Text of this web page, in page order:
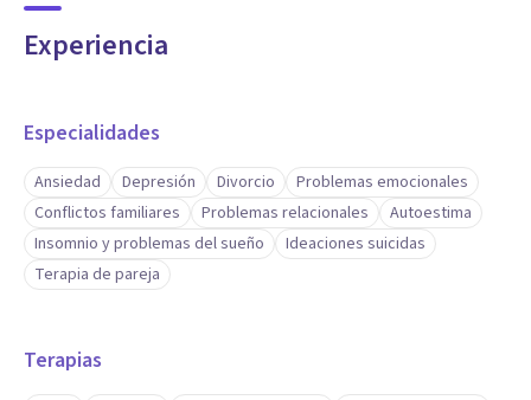
Experiencia
Especialidades
Ansiedad Depresión Divorcio
Problemas emocionales
Conflictos familiares
Problemas relacionales
Autoestima
Insomnio y problemas del sueño
Ideaciones suicidas
Terapia de pareja
Terapias